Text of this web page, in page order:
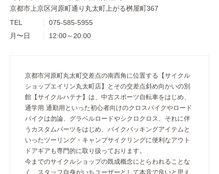
京都市上京区河原町通り丸太町上がる桝屋町367
TEL
075-585-5955
月〜日
12:00～20:00
京都市河原町丸太町交差点の南西角に位置する【サイクル
ショップエイリン丸太町店】とその交差点斜め向かいの別
館【サイクルハテナ】は、中古スポーツ自転車をはじめ、
通学用 通勤用といった初心者向けのクロスバイクやロード
バイクは勿論、グラベルロードやシクロクロス、それに伴
うカスタムパーツをはじめ、バイクパッキングアイテムと
いったツーリング・キャンプサイクリングに便利なアウト
ドアギアも専門的に取り扱っております。
今までのサイクルショップの既成概念にとらわれることな
く、スタッフ自身がいちユーザーとして本音で良いと思え